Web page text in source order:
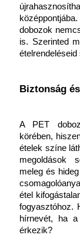
dobozok
is. Szerinted
ételrendeléseid
Biztonság
A PET
körében,
ételek színe
megoldások
meleg és
étel
fogyasztóhoz.
hírnevét, ha
érkezik?